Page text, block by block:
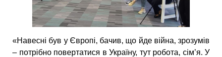
«Навесні був у Європі, бачив, що йде війна, зрозумів
– потрібно повертатися в Україну, тут робота, сім’я. У